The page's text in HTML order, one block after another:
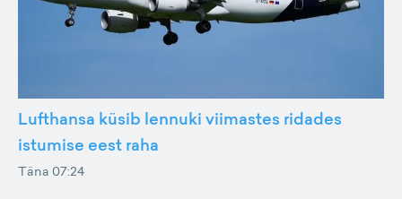
Lufthansa küsib lennuki viimastes ridades
istumise eest raha
Täna 07:24